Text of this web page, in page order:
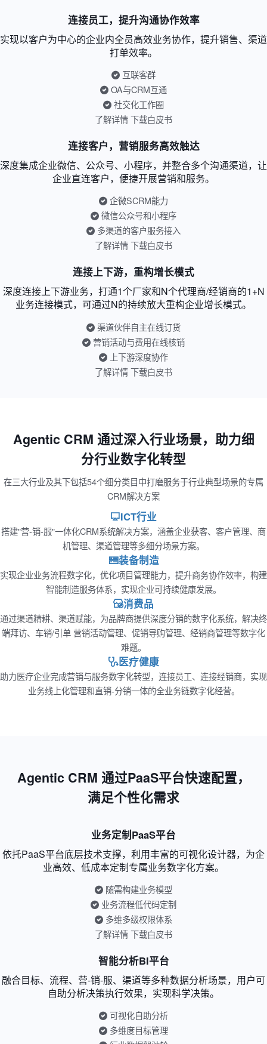
连接员工，提升沟通协作效率
实现以客户为中心的企业内全员高效业务协作，提升销售、渠道
打单效率。
互联客群
OA与CRM互通
社交化工作圈
了解详情 下载白皮书
连接客户，营销服务高效触达
深度集成企业微信、公众号、小程序，并整合多个沟通渠道，让
企业直连客户，便捷开展营销和服务。
企微SCRM能力
微信公众号和小程序
多渠道的客户服务接入
了解详情 下载白皮书
连接上下游，重构增长模式
深度连接上下游业务，打通1个厂家和N个代理商/经销商的1+N
业务连接模式，可通过N的持续放大重构企业增长模式。
渠道伙伴自主在线订货
营销活动与费用在线核销
上下游深度协作
了解详情 下载白皮书
Agentic CRM 通过深入行业场景，助力细
分行业数字化转型
在三大行业及其下包括54个细分类目中打磨服务于行业典型场景的专属
CRM解决方案
ICT行业
搭建"营-销-服"一体化CRM系统解决方案，涵盖企业获客、客户管理、商
机管理、渠道管理等多细分场景方案。
装备制造
实现企业业务流程数字化，优化项目管理能力，提升商务协作效率，构建
智能制造服务体系，实现企业可持续健康发展。
消费品
通过渠道精耕、渠道赋能，为品牌商提供深度分销的数字化系统，解决终
端拜访、车销/引单 营销活动管理、促销导购管理、经销商管理等数字化
难题。
医疗健康
助力医疗企业完成营销与服务数字化转型，连接员工、连接经销商，实现
业务线上化管理和直销-分销一体的全业务链数字化经营。
Agentic CRM 通过PaaS平台快速配置，
满足个性化需求
业务定制PaaS平台
依托PaaS平台底层技术支撑，利用丰富的可视化设计器，为企
业高效、低成本定制专属业务数字化方案。
随需构建业务模型
业务流程低代码定制
多维多级权限体系
了解详情 下载白皮书
智能分析BI平台
融合目标、流程、营-销-服、渠道等多种数据分析场景，用户可
自助分析决策执行效果，实现科学决策。
可视化自助分析
多维度目标管理